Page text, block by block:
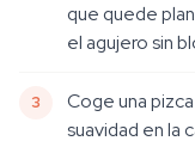
que quede
el agujero sin
Coge una
suavidad en la